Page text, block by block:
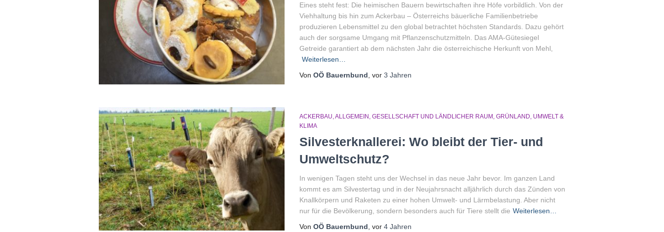
Eines steht fest: Die heimischen Bauern bewirtschaften ihre Höfe vorbildlich. Von der
Viehhaltung bis hin zum Ackerbau – Österreichs bäuerliche Familienbetriebe
produzieren Lebensmittel zu den global betrachtet höchsten Standards. Dazu gehört
auch der sorgsame Umgang mit Pflanzenschutzmitteln. Das AMA-Gütesiegel
Getreide garantiert ab dem nächsten Jahr die österreichische Herkunft von Mehl,
Weiterlesen…
Von OÖ Bauernbund , vor 3 Jahren
ACKERBAU ALLGEMEIN GESELLSCHAFT UND LÄNDLICHER RAUM GRÜNLAND UMWELT &
KLIMA
Silvesterknallerei: Wo bleibt der Tier- und
Umweltschutz?
In wenigen Tagen steht uns der Wechsel in das neue Jahr bevor. Im ganzen Land
kommt es am Silvestertag und in der Neujahrsnacht alljährlich durch das Zünden von
Knallkörpern und Raketen zu einer hohen Umwelt- und Lärmbelastung. Aber nicht
nur für die Bevölkerung, sondern besonders auch für Tiere stellt die Weiterlesen…
Von OÖ Bauernbund , vor 4 Jahren